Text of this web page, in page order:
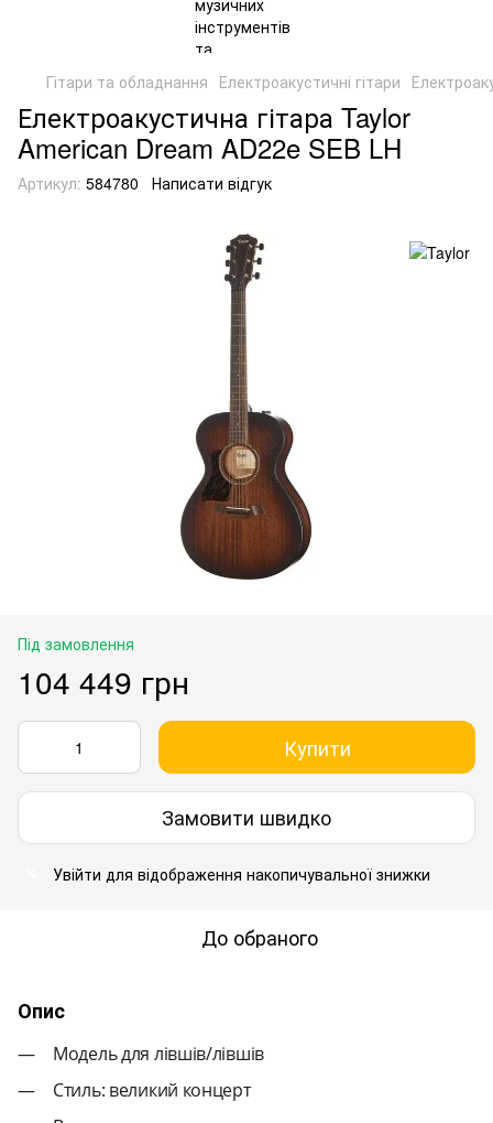
Гітари та обладнання Електроакустичні гітари
Електроакустична гітара Taylor
American Dream AD22e SEB LH
Артикул: 584780 Написати відгук
Під замовлення
104 449 грн
Купити
Замовити швидко
Увійти для відображення накопичувальної знижки
До обраного
Опис
Модель для лівшів/лівшів
Стиль: великий концерт